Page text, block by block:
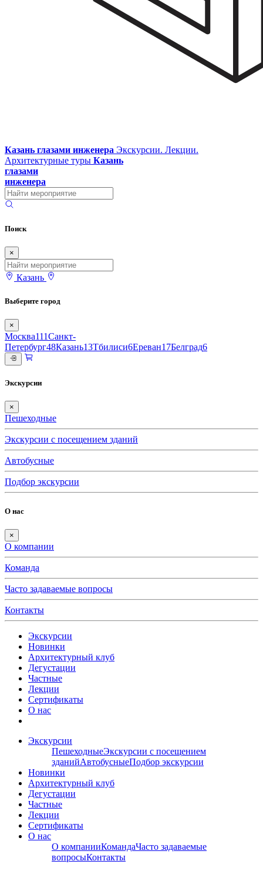
Казань глазами инженера Экскурсии. Лекции.
Архитектурные туры Казань
глазами
инженера
Поиск
×
Казань
Выберите город
×
Москва111Санкт-
Петербург48Казань13Тбилиси6Ереван17Белград6
Экскурсии
×
Пешеходные
Экскурсии с посещением зданий
Автобусные
Подбор экскурсии
О нас
×
О компании
Команда
Часто задаваемые вопросы
Контакты
Экскурсии
Новинки
Архитектурный клуб
Дегустации
Частные
Лекции
Сертификаты
О нас
Экскурсии
ПешеходныеЭкскурсии с посещением
зданийАвтобусныеПодбор экскурсии
Новинки
Архитектурный клуб
Дегустации
Частные
Лекции
Сертификаты
О нас
О компанииКомандаЧасто задаваемые
вопросыКонтакты